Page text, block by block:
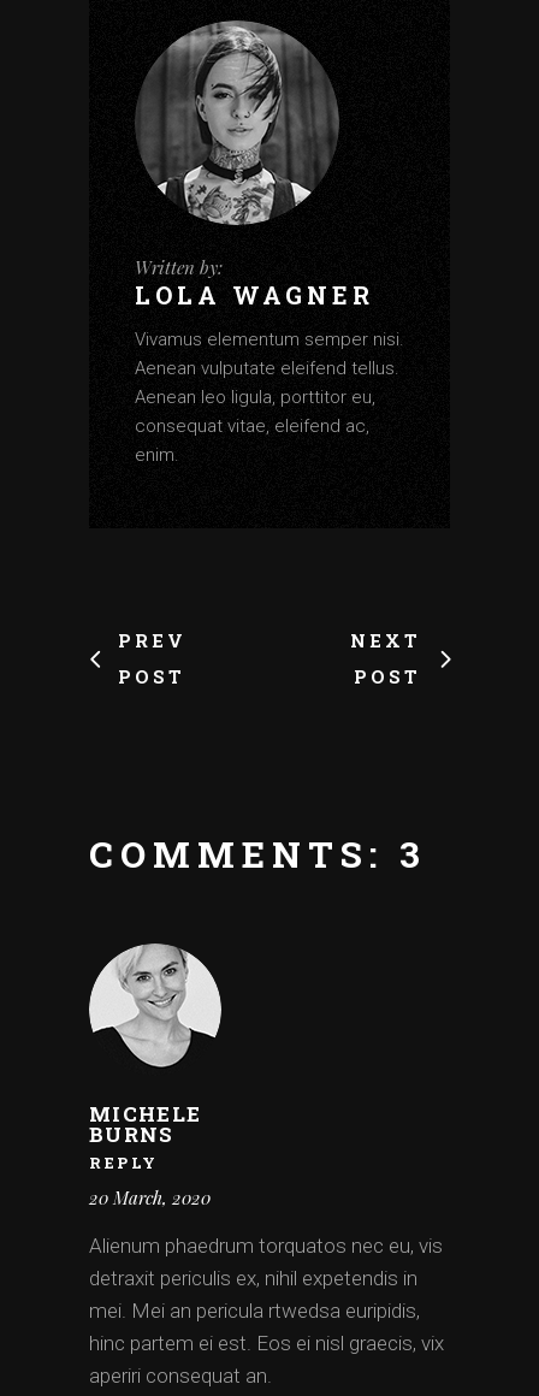
Written by:
LOLA WAGNER
Vivamus elementum semper nisi.
Aenean vulputate eleifend tellus.
Aenean leo ligula, porttitor eu,
consequat vitae, eleifend ac,
enim.
PREV
POST
NEXT
POST
COMMENTS: 3
MICHELE
BURNS
REPLY
20 March, 2020
Alienum phaedrum torquatos nec eu, vis
detraxit periculis ex, nihil expetendis in
mei. Mei an pericula rtwedsa euripidis,
hinc partem ei est. Eos ei nisl graecis, vix
aperiri consequat an.